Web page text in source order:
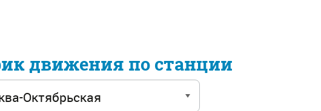
движения по станции